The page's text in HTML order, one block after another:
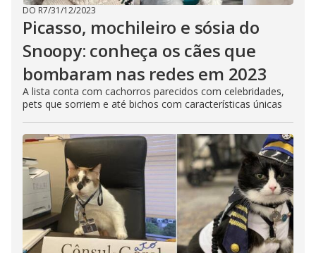
DO R7/31/12/2023
Picasso, mochileiro e sósia do
Snoopy: conheça os cães que
bombaram nas redes em 2023
A lista conta com cachorros parecidos com celebridades,
pets que sorriem e até bichos com características únicas